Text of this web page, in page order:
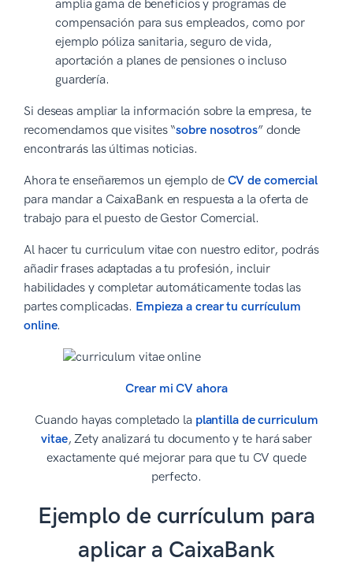
amplia gama de beneficios y programas de
compensación para sus empleados, como por
ejemplo póliza sanitaria, seguro de vida,
aportación a planes de pensiones o incluso
guardería.
Si deseas ampliar la información sobre la empresa, te
recomendamos que visites “sobre nosotros” donde
encontrarás las últimas noticias.
Ahora te enseñaremos un ejemplo de CV de comercial
para mandar a CaixaBank en respuesta a la oferta de
trabajo para el puesto de Gestor Comercial.
Al hacer tu curriculum vitae con nuestro editor, podrás
añadir frases adaptadas a tu profesión, incluir
habilidades y completar automáticamente todas las
partes complicadas. Empieza a crear tu currículum
online.
Crear mi CV ahora
Cuando hayas completado la plantilla de curriculum
vitae, Zety analizará tu documento y te hará saber
exactamente qué mejorar para que tu CV quede
perfecto.
Ejemplo de currículum para
aplicar a CaixaBank